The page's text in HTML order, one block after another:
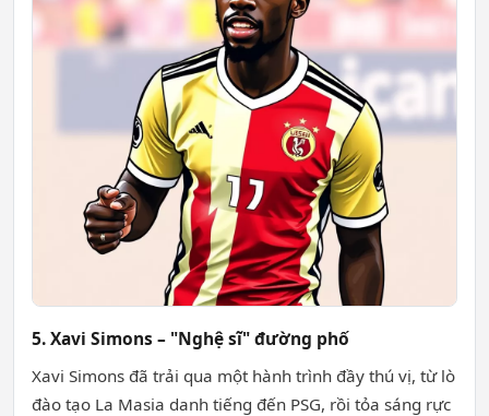
5. Xavi Simons – "Nghệ sĩ" đường phố
Xavi Simons đã trải qua một hành trình đầy thú vị, từ lò
đào tạo La Masia danh tiếng đến PSG, rồi tỏa sáng rực